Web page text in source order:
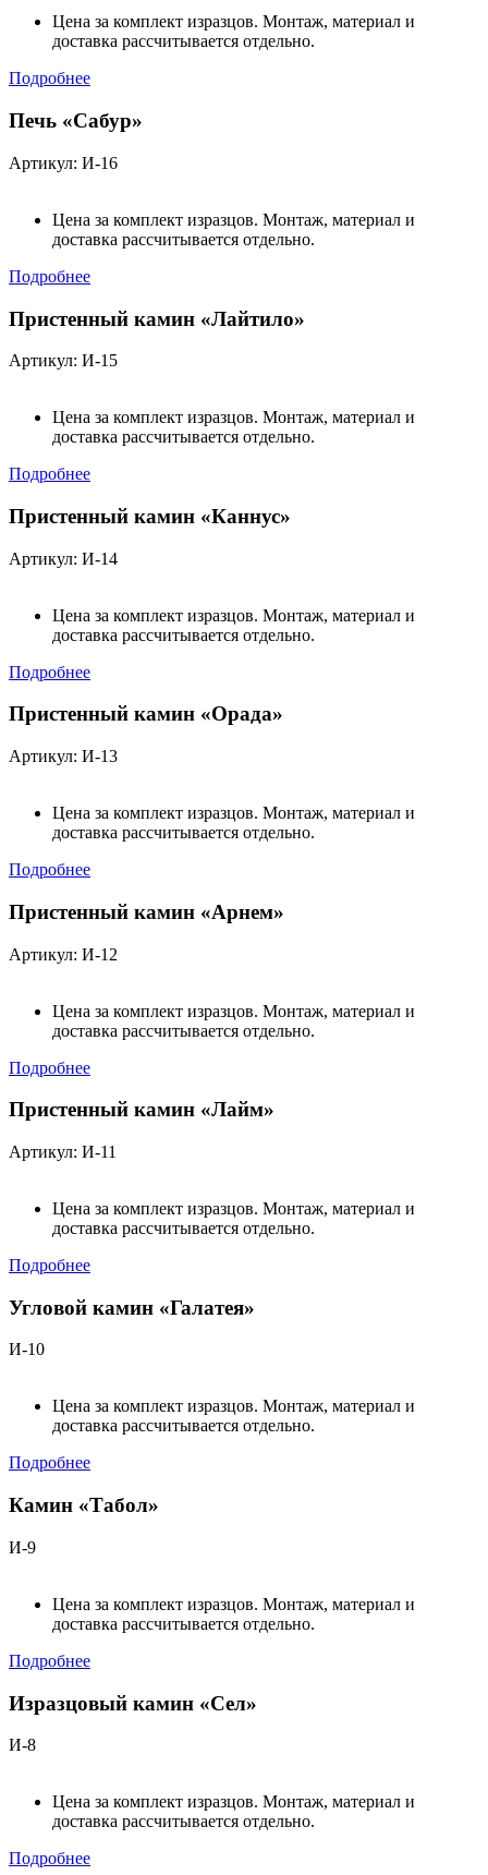
Цена за комплект изразцов. Монтаж, материал и
доставка рассчитывается отдельно.
Подробнее
Печь «Сабур»
Артикул: И-16
Цена за комплект изразцов. Монтаж, материал и
доставка рассчитывается отдельно.
Подробнее
Пристенный камин «Лайтило»
Артикул: И-15
Цена за комплект изразцов. Монтаж, материал и
доставка рассчитывается отдельно.
Подробнее
Пристенный камин «Каннус»
Артикул: И-14
Цена за комплект изразцов. Монтаж, материал и
доставка рассчитывается отдельно.
Подробнее
Пристенный камин «Орада»
Артикул: И-13
Цена за комплект изразцов. Монтаж, материал и
доставка рассчитывается отдельно.
Подробнее
Пристенный камин «Арнем»
Артикул: И-12
Цена за комплект изразцов. Монтаж, материал и
доставка рассчитывается отдельно.
Подробнее
Пристенный камин «Лайм»
Артикул: И-11
Цена за комплект изразцов. Монтаж, материал и
доставка рассчитывается отдельно.
Подробнее
Угловой камин «Галатея»
И-10
Цена за комплект изразцов. Монтаж, материал и
доставка рассчитывается отдельно.
Подробнее
Камин «Табол»
И-9
Цена за комплект изразцов. Монтаж, материал и
доставка рассчитывается отдельно.
Подробнее
Изразцовый камин «Сел»
И-8
Цена за комплект изразцов. Монтаж, материал и
доставка рассчитывается отдельно.
Подробнее